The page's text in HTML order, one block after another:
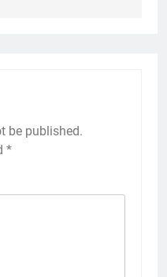
be published.
*